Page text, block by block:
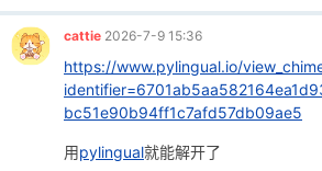
cattie 2026-7-9 15:36
https://www.pylingual.io/
bc51e90b94ff1c7afd57db09ae5
用pylingual就能解开了